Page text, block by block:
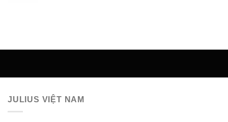
JULIUS VIỆT NAM